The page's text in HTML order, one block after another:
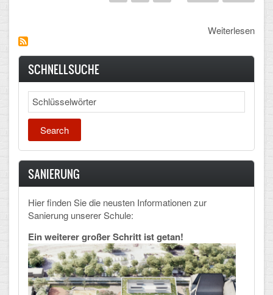
page
page
Weiterlesen
SCHNELLSUCHE
Search
SANIERUNG
Hier finden Sie die neusten Informationen zur
Sanierung unserer Schule:
Ein weiterer großer Schritt ist getan!